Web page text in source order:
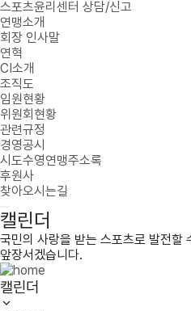
스포츠윤리센터 상담/신고
연맹소개
회장 인사말
연혁
CI소개
조직도
임원현황
위원회현황
관련규정
경영공시
시도수영연맹주소록
후원사
찾아오시는길
캘린더
국민의 사랑을 받는 스포츠로 발전할
앞장서겠습니다.
캘린더